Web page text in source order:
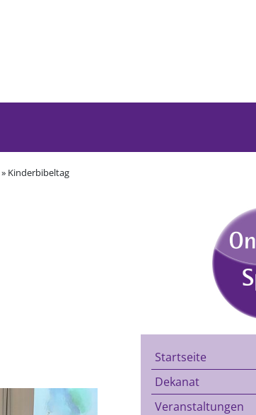
» Kinderbibeltag
Startseite
Dekanat
Veranstaltungen